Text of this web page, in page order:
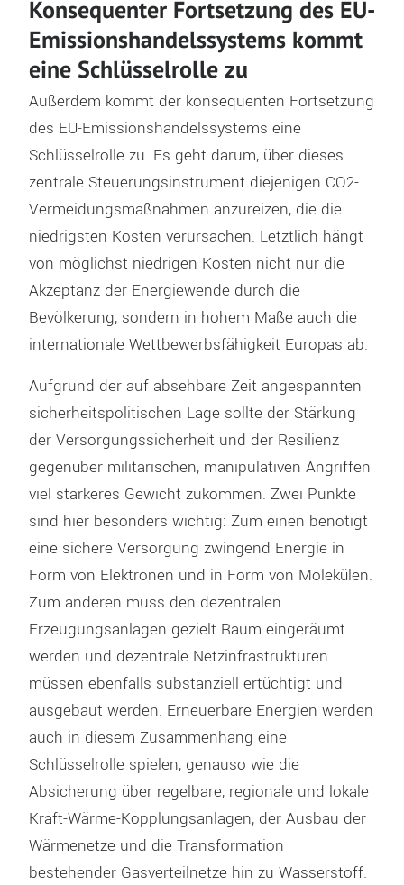
Konsequenter Fortsetzung des EU-
Emissionshandelssystems kommt
eine Schlüsselrolle zu
Außerdem kommt der konsequenten Fortsetzung
des EU-Emissionshandelssystems eine
Schlüsselrolle zu. Es geht darum, über dieses
zentrale Steuerungsinstrument diejenigen CO2-
Vermeidungsmaßnahmen anzureizen, die die
niedrigsten Kosten verursachen. Letztlich hängt
von möglichst niedrigen Kosten nicht nur die
Akzeptanz der Energiewende durch die
Bevölkerung, sondern in hohem Maße auch die
internationale Wettbewerbsfähigkeit Europas ab.
Aufgrund der auf absehbare Zeit angespannten
sicherheitspolitischen Lage sollte der Stärkung
der Versorgungssicherheit und der Resilienz
gegenüber militärischen, manipulativen Angriffen
viel stärkeres Gewicht zukommen. Zwei Punkte
sind hier besonders wichtig: Zum einen benötigt
eine sichere Versorgung zwingend Energie in
Form von Elektronen und in Form von Molekülen.
Zum anderen muss den dezentralen
Erzeugungsanlagen gezielt Raum eingeräumt
werden und dezentrale Netzinfrastrukturen
müssen ebenfalls substanziell ertüchtigt und
ausgebaut werden. Erneuerbare Energien werden
auch in diesem Zusammenhang eine
Schlüsselrolle spielen, genauso wie die
Absicherung über regelbare, regionale und lokale
Kraft-Wärme-Kopplungsanlagen, der Ausbau der
Wärmenetze und die Transformation
bestehender Gasverteilnetze hin zu Wasserstoff.